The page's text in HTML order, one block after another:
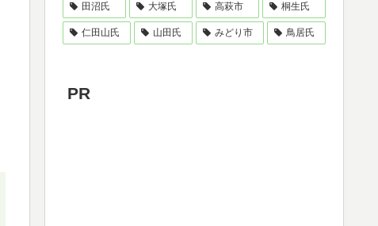
田沼氏 大塚氏 高萩市 桐生氏
仁田山氏 山田氏 みどり市 鳥居氏
PR